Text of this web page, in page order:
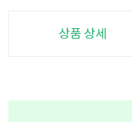
상품 상세